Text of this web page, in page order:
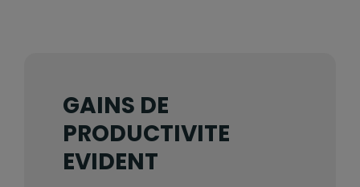
GAINS DE
PRODUCTIVITE
EVIDENT